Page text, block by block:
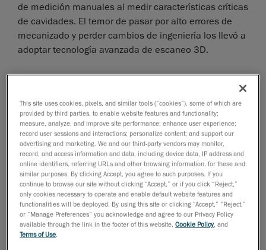
de medición manuales al medir características críticas
de cavidades. El temor de pasar por alto errores de
mecanizado y perder cambios de ingeniería los llevó a
adoptar tecnología avanzada de escaneo 3D.
internamente, antes de que se
conviertan en quejas de los clientes
El equipo de control de calidad enfrentó desafíos al
medir cavidades con la CMM, ya que el sistema de
sondeo tradicional solo podía medir pequeñas áreas
de la cavidad, dejando mucha incertidumbre sobre lo
que había entre esos puntos de medición individuales.
La longitud de la sonda y el tamaño del rubí también
impedían el acceso a costillas profundas y áreas junto
a pines largos del núcleo.
This site uses cookies, pixels, and similar tools (“cookies”), some of which are
provided by third parties, to enable website features and functionality;
measure, analyze, and improve site performance; enhance user experience;
record user sessions and interactions; personalize content; and support our
advertising and marketing. We and our third-party vendors may monitor,
record, and access information and data, including device data, IP address and
online identifiers, referring URLs and other browsing information, for these and
similar purposes. By clicking Accept, you agree to such purposes. If you
continue to browse our site without clicking “Accept,” or if you click “Reject,”
only cookies necessary to operate and enable default website features and
functionalities will be deployed. By using this site or clicking “Accept,” “Reject,”
or “Manage Preferences” you acknowledge and agree to our Privacy Policy
available through the link in the footer of this website,Cookie Policy, and
Terms of Use